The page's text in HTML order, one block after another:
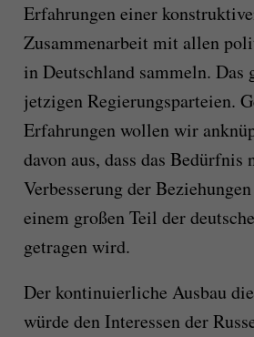
Erfahrungen einer
Zusammenarbeit mit allen
in Deutschland sammeln.
jetzigen Regierungsparteien.
Erfahrungen wollen wir
davon aus, dass das Bedürfnis
Verbesserung der
einem großen Teil der
getragen wird.
Der kontinuierliche Ausbau
würde den Interessen der